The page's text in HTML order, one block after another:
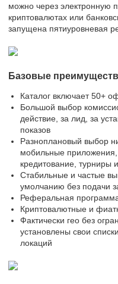
можно через электронную
криптовалютах или
запущена пятиуровневая
Базовые
Каталог включает 50+
Большой выбор
действие, за лид, за
показов
Разноплановый выбор
мобильные приложения,
кредитование, турниры
Стабильные и частые
умолчанию без подачи
Реферальная
Криптовалютные и
Фактически гео без
установлены свои
локаций